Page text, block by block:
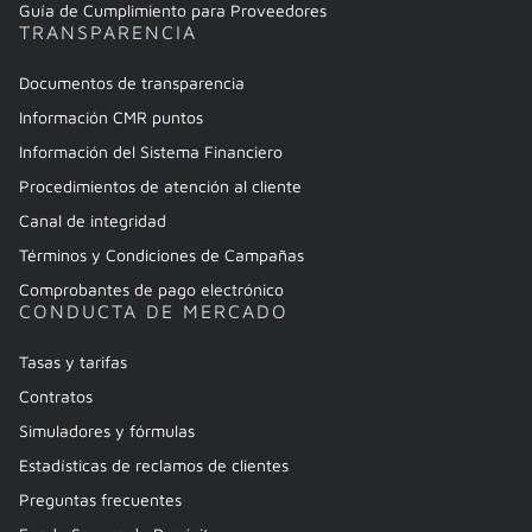
Guía de Cumplimiento para Proveedores
TRANSPARENCIA
Documentos de transparencia
Información CMR puntos
Información del Sistema Financiero
Procedimientos de atención al cliente
Canal de integridad
Términos y Condiciones de Campañas
Comprobantes de pago electrónico
CONDUCTA DE MERCADO
Tasas y tarifas
Contratos
Simuladores y fórmulas
Estadísticas de reclamos de clientes
Preguntas frecuentes